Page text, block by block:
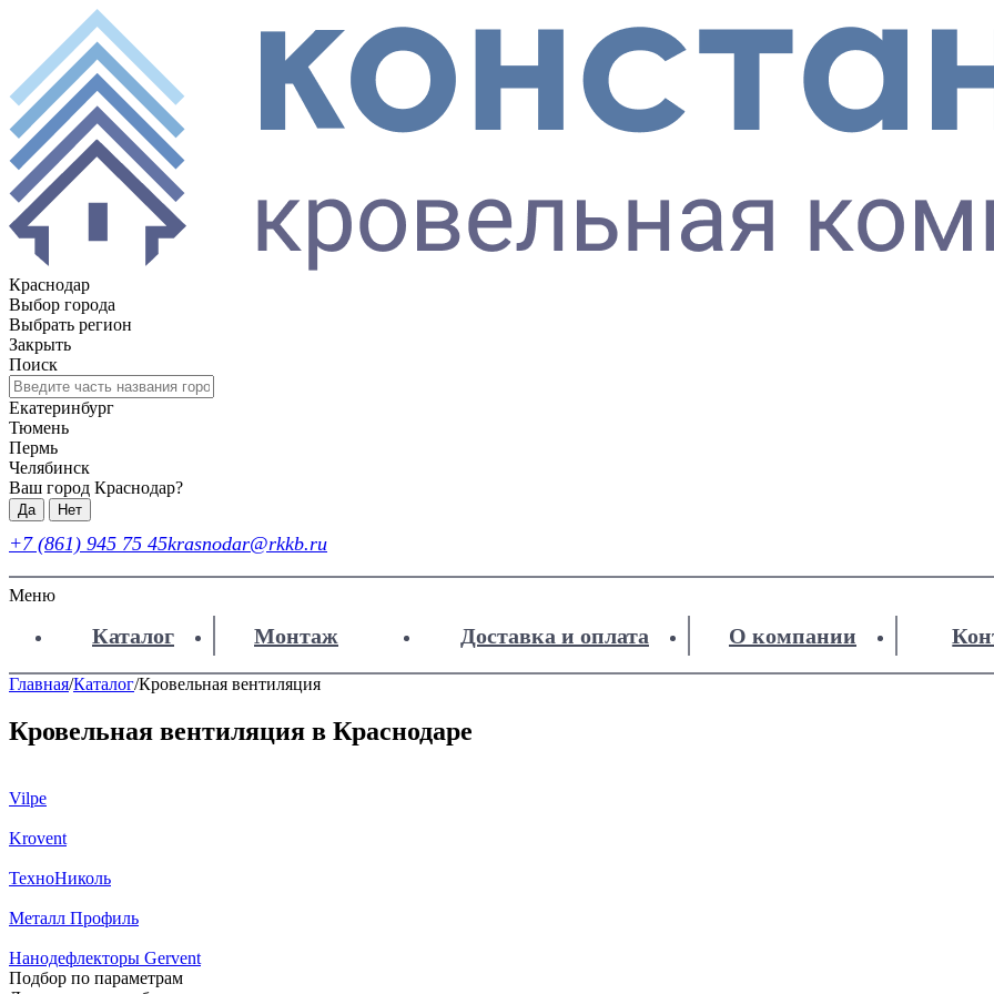
Краснодар
Выбор города
Выбрать регион
Закрыть
Поиск
Екатеринбург
Тюмень
Пермь
Челябинск
Ваш город Краснодар?
Да Нет
+7 (861) 945 75 45krasnodar@rkkb.ru
Меню
Каталог Монтаж Доставка и оплата О компании
Главная/Каталог/Кровельная вентиляция
Кровельная вентиляция в Краснодаре
Vilpe
Krovent
ТехноНиколь
Металл Профиль
Нанодефлекторы Gervent
Подбор по параметрам